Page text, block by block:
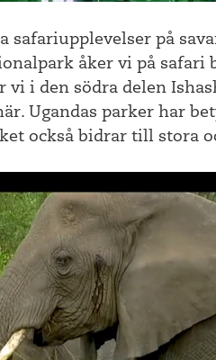
safariupplevelser på
åker vi på safari
i den södra delen
Ugandas parker har
också bidrar till stora